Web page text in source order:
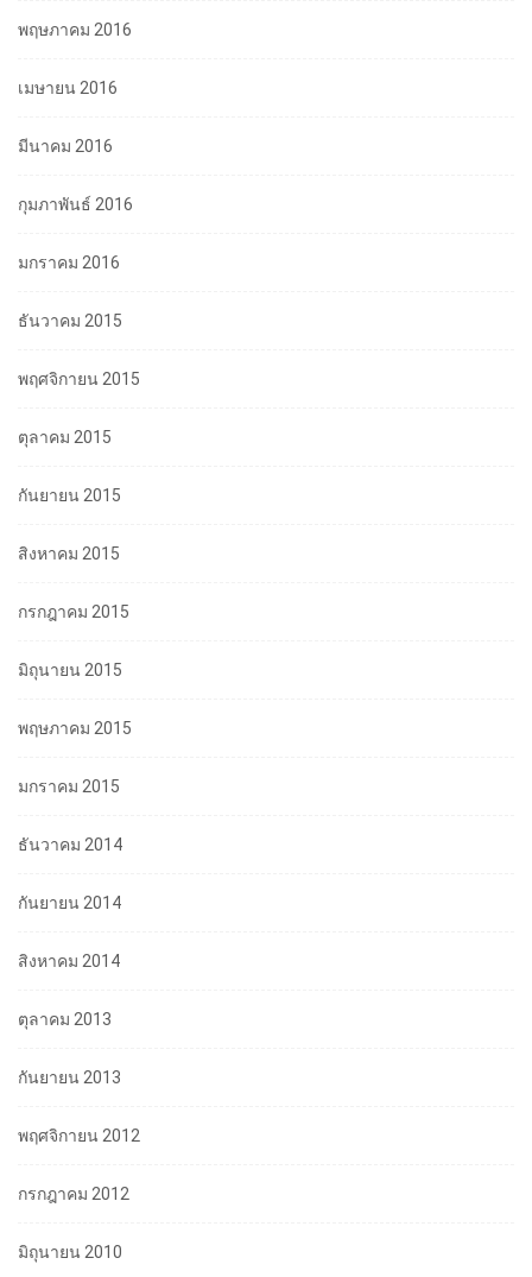
พฤษภาคม 2016
เมษายน 2016
มีนาคม 2016
กุมภาพันธ์ 2016
มกราคม 2016
ธันวาคม 2015
พฤศจิกายน 2015
ตุลาคม 2015
กันยายน 2015
สิงหาคม 2015
กรกฎาคม 2015
มิถุนายน 2015
พฤษภาคม 2015
มกราคม 2015
ธันวาคม 2014
กันยายน 2014
สิงหาคม 2014
ตุลาคม 2013
กันยายน 2013
พฤศจิกายน 2012
กรกฎาคม 2012
มิถุนายน 2010